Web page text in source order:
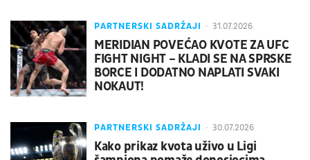
PARTNERSKI SADRŽAJI 31.07.2026
MERIDIAN POVEĆAO KVOTE ZA UFC
FIGHT NIGHT – KLADI SE NA SPRSKE
BORCE I DODATNO NAPLATI SVAKI
NOKAUT!
PARTNERSKI SADRŽAJI 30.07.2026
Kako prikaz kvota uživo u Ligi